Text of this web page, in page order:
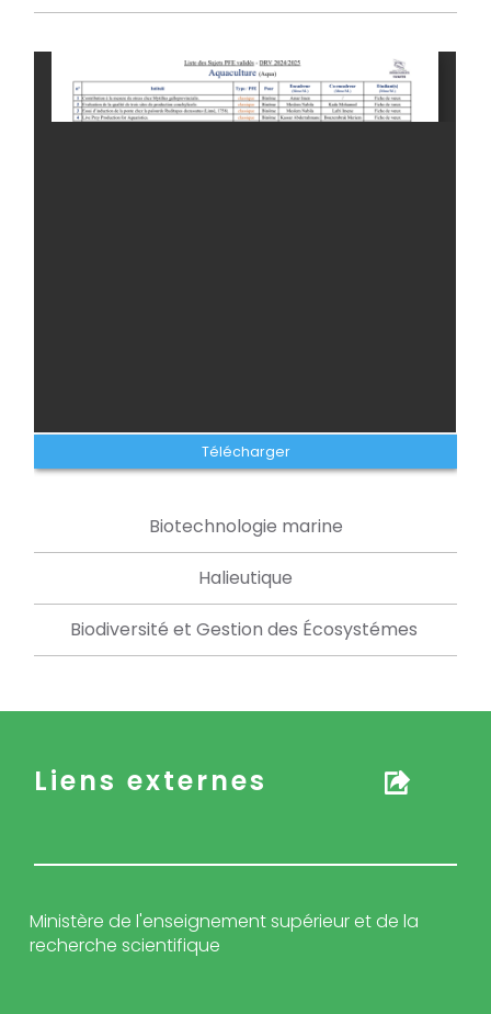
Télécharger
Biotechnologie marine
Halieutique
Biodiversité et Gestion des Écosystémes
Liens externes
Ministère de l'enseignement supérieur et de la
recherche scientifique